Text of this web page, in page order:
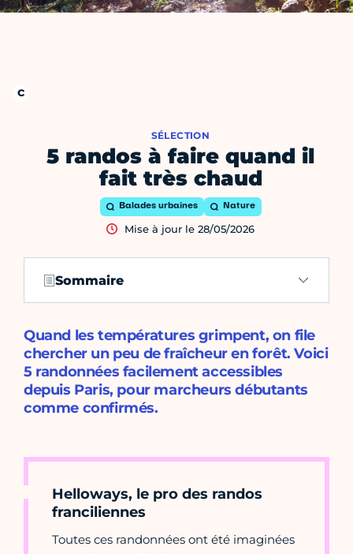
5 randos à faire quand il
fait très chaud
SÉLECTION
Balades urbaines Nature
Mise à jour le 28/05/2026
Sommaire
Quand les températures grimpent, on file
chercher un peu de fraîcheur en forêt. Voici
5 randonnées facilement accessibles
depuis Paris, pour marcheurs débutants
comme confirmés.
Helloways, le pro des randos
franciliennes
Toutes ces randonnées ont été imaginées